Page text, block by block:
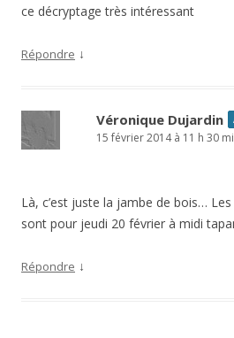
ce décryptage très intéressant
Répondre ↓
Véronique Dujardin
15 février 2014 à 11 h 30
Là, c’est juste la jambe de bois…
sont pour jeudi 20 février à midi
Répondre ↓